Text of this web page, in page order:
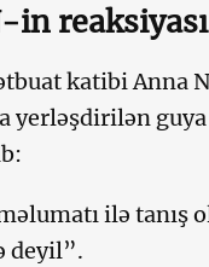
reaksiyası
katibi Anna
yerləşdirilən guya
ilə tanış
deyil”.